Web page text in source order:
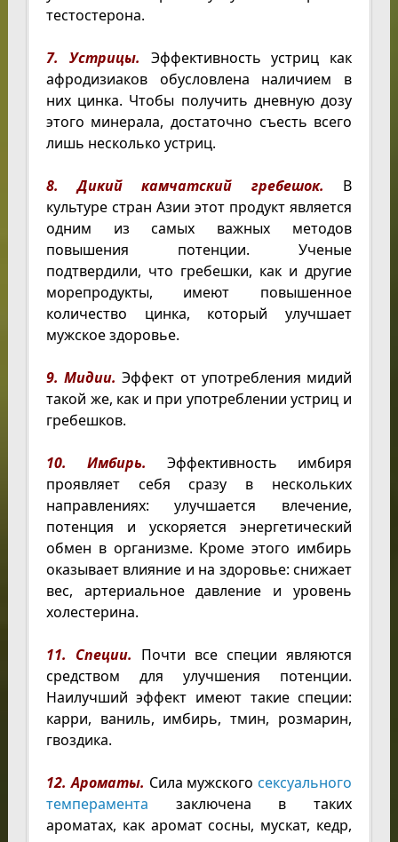
тестостерона.
7. Устрицы. Эффективность устриц как
афродизиаков обусловлена наличием в
них цинка. Чтобы получить дневную дозу
этого минерала, достаточно съесть всего
лишь несколько устриц.
8. Дикий камчатский гребешок.
В
культуре стран Азии этот продукт является
одним из самых важных методов
повышения потенции. Ученые
подтвердили, что гребешки, как и другие
морепродукты, имеют повышенное
количество цинка, который улучшает
мужское здоровье.
9. Мидии. Эффект от употребления мидий
такой же, как и при употреблении устриц и
гребешков.
10. Имбирь. Эффективность имбиря
проявляет себя сразу в нескольких
направлениях: улучшается влечение,
потенция и ускоряется энергетический
обмен в организме. Кроме этого имбирь
оказывает влияние и на здоровье: снижает
вес, артериальное давление и уровень
холестерина.
11. Специи. Почти все специи являются
средством для улучшения потенции.
Наилучший эффект имеют такие специи:
карри, ваниль, имбирь, тмин, розмарин,
гвоздика.
12. Ароматы. Сила мужскогосексуального
темперамента заключена в таких
ароматах, как аромат сосны, мускат, кедр,